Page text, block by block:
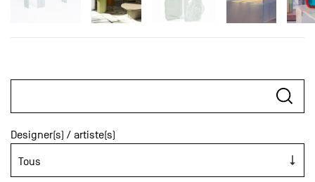
Designer(s) / artiste(s)